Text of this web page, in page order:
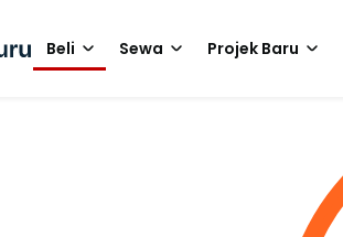
Beli Sewa Projek Baru